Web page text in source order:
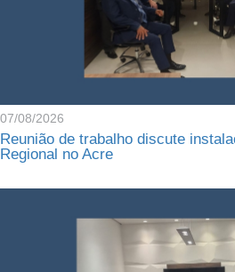
07/08/2026
Reunião de trabalho discute
Regional no Acre